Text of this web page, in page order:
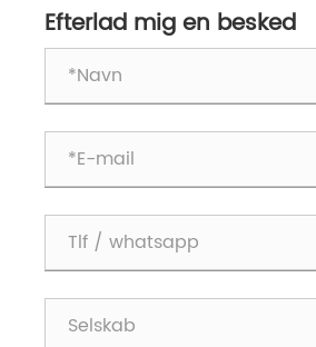
Efterlad mig en besked